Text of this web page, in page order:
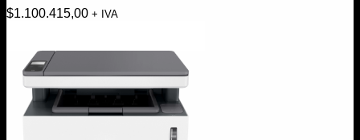
$1.100.415,00 + IVA